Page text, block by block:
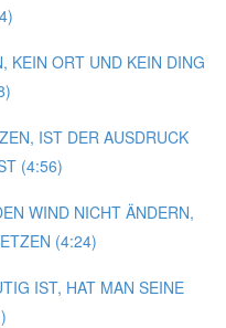
KEIN ORT UND KEIN DING
IST DER AUSDRUCK
(4:56)
WIND NICHT ÄNDERN,
(4:24)
IST, HAT MAN SEINE